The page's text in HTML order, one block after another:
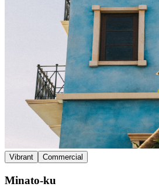
Vibrant Commercial
Minato-ku